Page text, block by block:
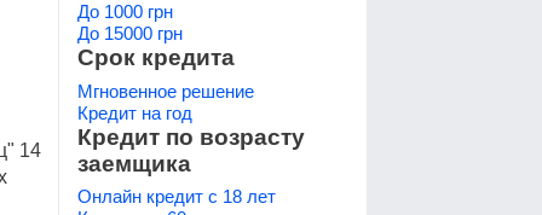
14
До 1000 грн
До 15000 грн
Срок кредита
Мгновенное решение
Кредит на год
Кредит по возрасту
заемщика
Онлайн кредит с 18 лет